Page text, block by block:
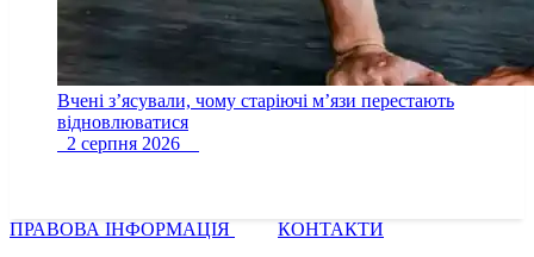
Вчені з’ясували, чому старіючі м’язи перестають
відновлюватися
2 серпня 2026
ПРАВОВА ІНФОРМАЦІЯ
КОНТАКТИ